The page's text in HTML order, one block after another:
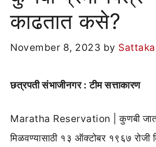
काढतात कसे?
November 8, 2023 by
छत्रपती संभाजीनगर : टीम सत्ताकारण
Maratha Reservation | कुणबी जात
मिळवण्यासाठी १३ ऑक्टोबर १९६७ रोजी